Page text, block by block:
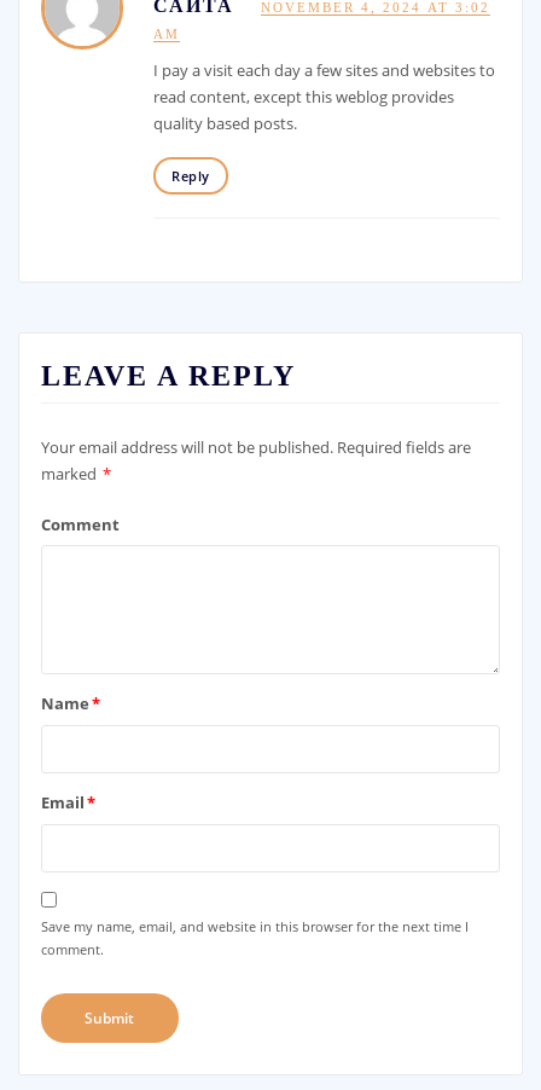
САЙТА
NOVEMBER 4, 2024 AT 3:02
AM
I pay a visit each day a few sites and websites to
read content, except this weblog provides
quality based posts.
Reply
LEAVE A REPLY
Your email address will not be published. Required fields are
marked *
Comment
Name*
Email*
Save my name, email, and website in this browser for the next time I
comment.